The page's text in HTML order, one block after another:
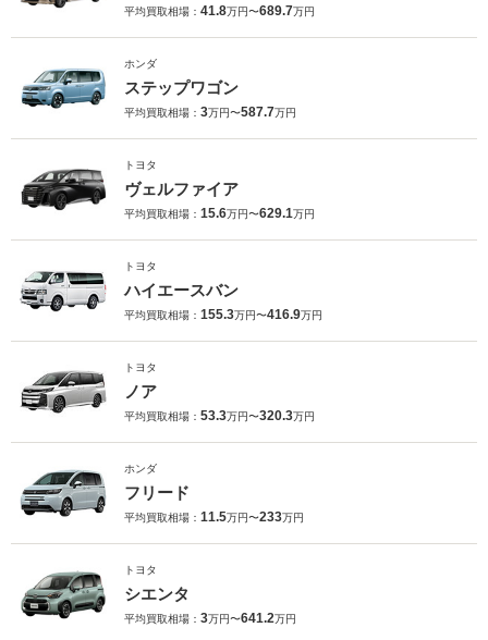
平均買取相場： 41.8万円〜689.7万円
ホンダ
ステップワゴン
平均買取相場： 3万円〜587.7万円
トヨタ
ヴェルファイア
平均買取相場： 15.6万円〜629.1万円
トヨタ
ハイエースバン
平均買取相場： 155.3万円〜416.9万円
トヨタ
ノア
平均買取相場： 53.3万円〜320.3万円
ホンダ
フリード
平均買取相場： 11.5万円〜233万円
トヨタ
シエンタ
平均買取相場： 3万円〜641.2万円